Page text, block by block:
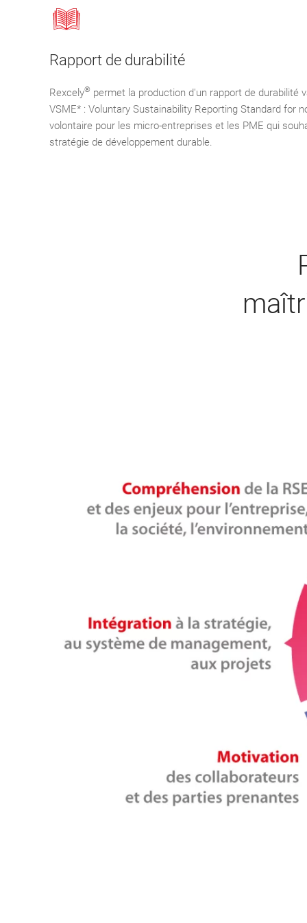
Rapport de durabilité
Rexcely® permet la production d'un rapport de durabilité
VSME* : Voluntary Sustainability Reporting Standard for
volontaire pour les micro-entreprises et les PME qui
stratégie de développement durable.